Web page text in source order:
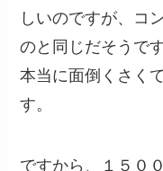
しいのですが、コ
のと同じだそうです
本当に面倒くさく
す。
ですから、１５０